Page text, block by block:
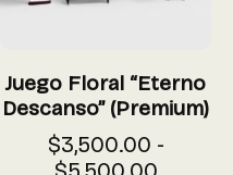
Juego Floral “Eterno
Descanso” (Premium)
$3,500.00 -